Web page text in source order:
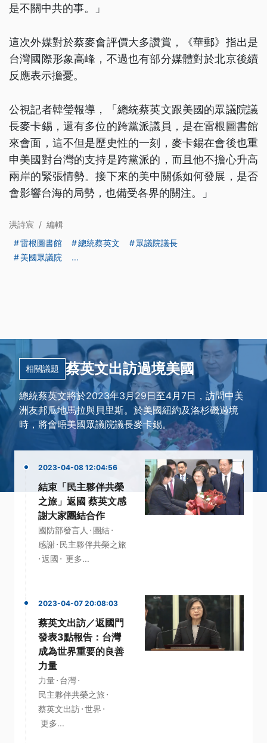
是不關中共的事。」
這次外媒對於蔡麥會評價大多讚賞，《華郵》指出是
台灣國際形象高峰，不過也有部分媒體對於北京後續
反應表示擔憂。
公視記者韓瑩報導，「總統蔡英文跟美國的眾議院議
長麥卡錫，還有多位的跨黨派議員，是在雷根圖書館
來會面，這不但是歷史性的一刻，麥卡錫在會後也重
申美國對台灣的支持是跨黨派的，而且他不擔心升高
兩岸的緊張情勢。接下來的美中關係如何發展，是否
會影響台海的局勢，也備受各界的關注。」
洪詩宸 / 編輯
雷根圖書館
總統蔡英文
眾議院議長
美國眾議院
...
相關議題 蔡英文出訪過境美國
總統蔡英文將於2023年3月29日至4月7日，訪問中美
洲友邦瓜地馬拉與貝里斯。於美國紐約及洛杉磯過境
時，將會晤美國眾議院議長麥卡錫。
2023-04-08 12:04:56
結束「民主夥伴共榮
之旅」返國 蔡英文感
謝大家團結合作
國防部發言人 ·團結 ·
感謝· 民主夥伴共榮之旅
·返國 · 更多...
2023-04-07 20:08:03
蔡英文出訪／返國門
發表3點報告：台灣
成為世界重要的良善
力量
力量· 台灣·
民主夥伴共榮之旅 ·
蔡英文出訪·世界 ·
更多...